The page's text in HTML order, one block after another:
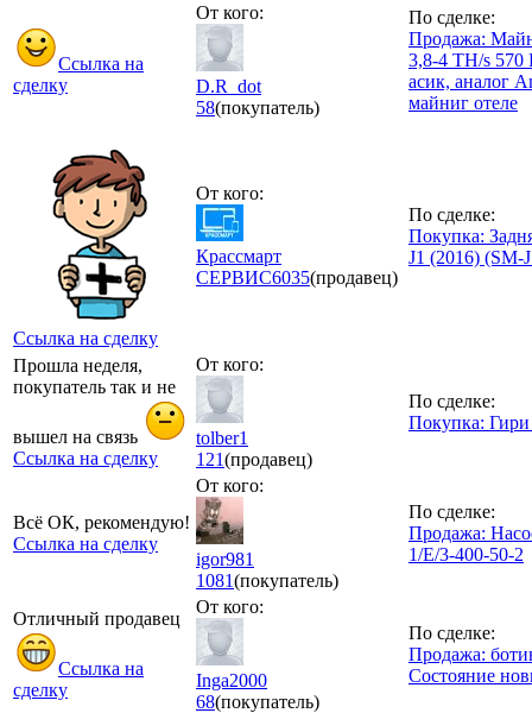
Ссылка на
сделку
От кого:
D.R_dot
58(покупатель)
По сделке:
Продажа:
3,8-4 TH/s 570
асик, аналог
майниг отеле
Ссылка на сделку
От кого:
Крассмарт
СЕРВИС6035(продавец)
По сделке:
Покупка:
J1 (2016) (SM-
Прошла неделя,
покупатель так и не
вышел на связь
Ссылка на сделку
От кого:
tolber1
121(продавец)
По сделке:
Покупка: Гири
Всё ОК, рекомендую!
Ссылка на сделку
От кого:
igor981
1081(покупатель)
По сделке:
Продажа:
1/E/3-400-50-2
Отличный продавец
Ссылка на
сделку
От кого:
Inga2000
68(покупатель)
По сделке:
Продажа:
Состояние